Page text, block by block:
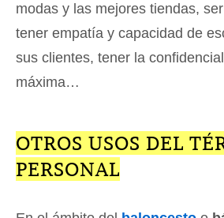
modas y las mejores tiendas,
tener empatía y capacidad de
sus clientes, tener la
máxima…
OTROS USOS DEL
PERSONAL